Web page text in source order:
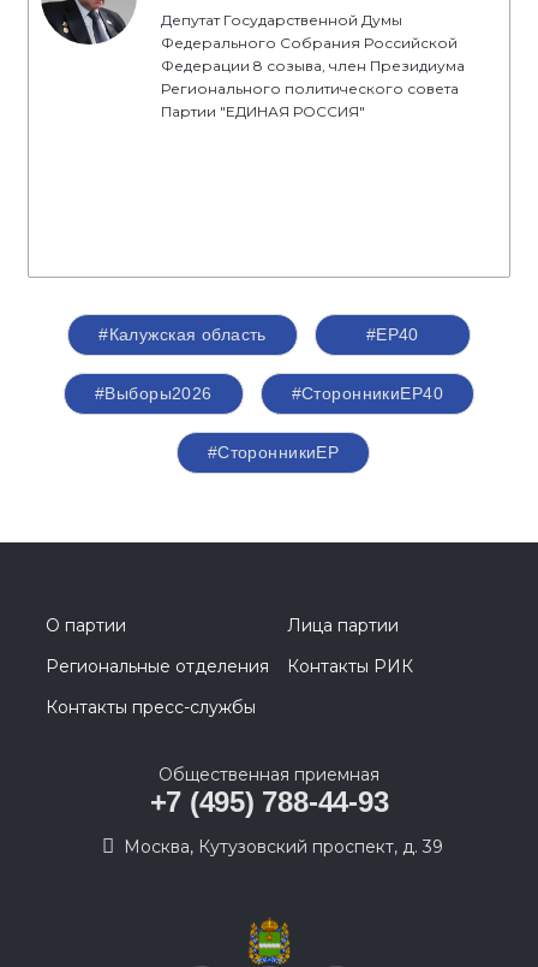
Депутат Государственной Думы
Федерального Собрания Российской
Федерации 8 созыва, член Президиума
Регионального политического совета
Партии "ЕДИНАЯ РОССИЯ"
#Калужская область #ЕР40
#Выборы2026 #СторонникиЕР40
#СторонникиЕР
О партии
Лица партии
Региональные отделения
Контакты РИК
Контакты пресс-службы
Общественная приемная
+7 (495) 788-44-93
Москва, Кутузовский проспект, д. 39